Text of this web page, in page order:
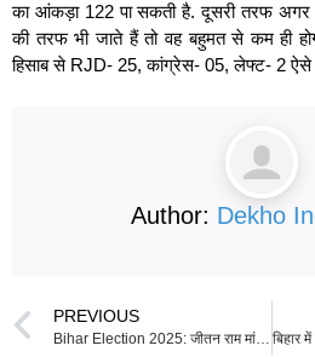
का आंकड़ा 122 पा सकती है. दूसरी तरफ अगर
की तरफ भी जाते हैं तो वह बहुमत से कम ही
हिसाब से RJD- 25, कांग्रेस- 05, लेफ्ट- 2 ऐसे
Author: Dekho
PREVIOUS